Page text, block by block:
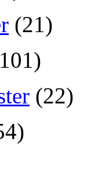
(21)
(22)